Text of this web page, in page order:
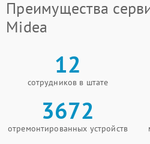
Преимущества
Midea
12
сотрудников в штате
3672
отремонтированных устройств